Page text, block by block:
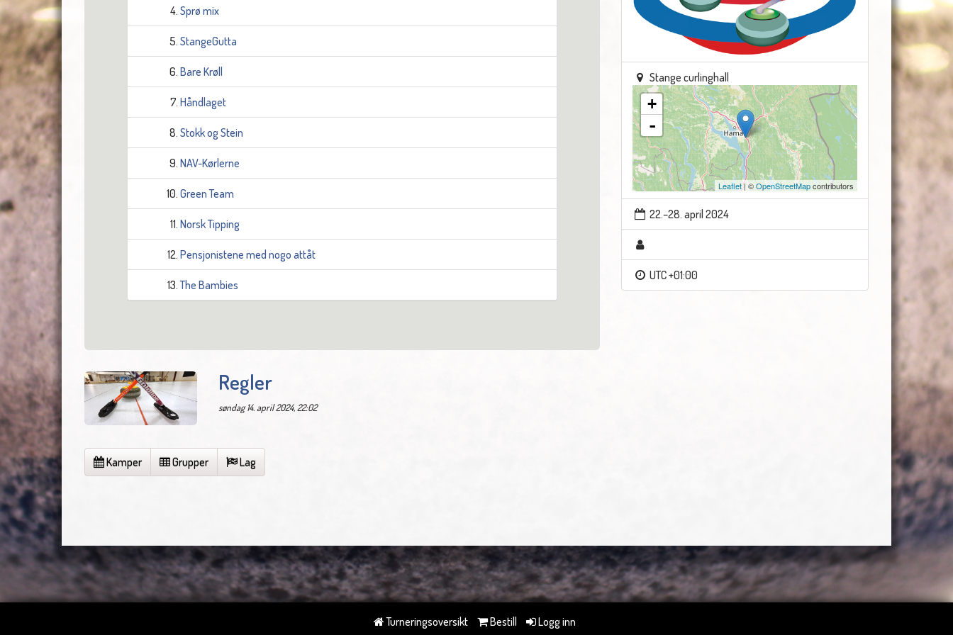
4. Sprø mix
5. StangeGutta
6. Bare Krøll
7. Håndlaget
8. Stokk og Stein
9. NAV-Kørlerne
10. Green Team
11. Norsk Tipping
12. Pensjonistene med nogo attåt
13.The Bambies
Regler
søndag 14. april 2024, 22:02
Kamper Grupper Lag
Stange curlinghall
+
-
Leaflet| ©OpenStreetMapcontributors
22.–28. april 2024
UTC +01:00
Turneringsoversikt Bestill Logg inn